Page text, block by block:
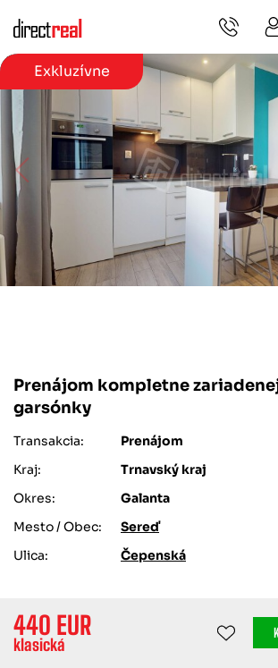
Exkluzívne
Prenájom kompletne
garsónky
Transakcia:
Prenájom
Kraj:
Trnavský kraj
Okres:
Galanta
Mesto / Obec:
Sereď
Ulica:
Čepenská
440 EUR
klasická